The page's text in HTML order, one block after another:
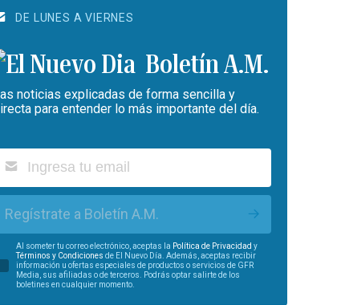
DE LUNES A VIERNES
Boletín A.M.
noticias explicadas de forma sencilla y
para entender lo más importante del día.
Regístrate a Boletín A.M.
Al someter tu correo electrónico, aceptas la Política de Privacidad y
Términos y Condiciones de El Nuevo Día. Además, aceptas recibir
información u ofertas especiales de productos o servicios de GFR
Media, sus afiliadas o de terceros. Podrás optar salirte de los
boletines en cualquier momento.